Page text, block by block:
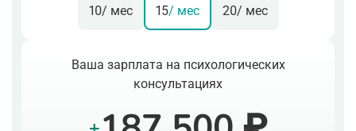
10/ мес 15/ мес 20/ мес
Ваша зарплата на психологических
консультациях